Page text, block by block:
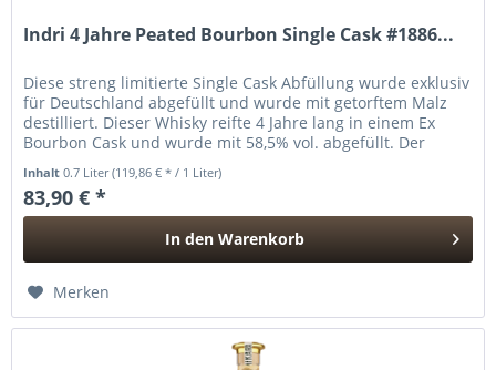
Indri 4 Jahre Peated Bourbon Single Cask #1886...
Diese streng limitierte Single Cask Abfüllung wurde exklusiv
für Deutschland abgefüllt und wurde mit getorftem Malz
destilliert. Dieser Whisky reifte 4 Jahre lang in einem Ex
Bourbon Cask und wurde mit 58,5% vol. abgefüllt. Der
Inhalt0.7 Liter(119,86 € * / 1 Liter)
83,90 € *
In den Warenkorb
Merken